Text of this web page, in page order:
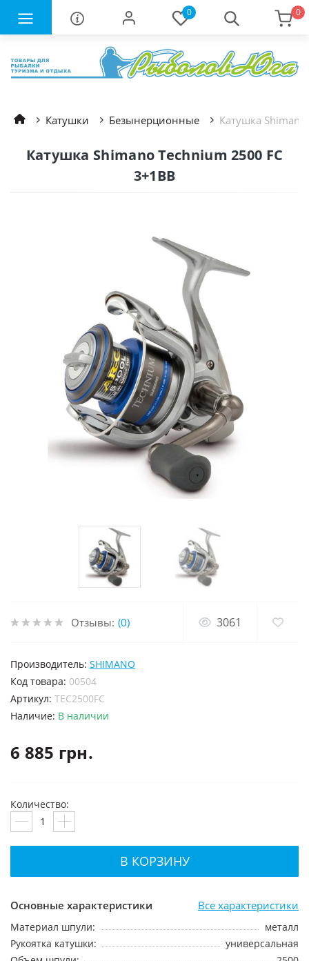
0 0
Катушки Безынерционные Катушка
Катушка Shimano Technium 2500 FC
3+1BB
Отзывы: (0) 3061
Производитель: SHIMANO
код товара: 00504
Артикул: TEC2500FC
Наличие: В наличии
6 885 грн.
Основные характеристики Все характеристики
Материал шпули:
металл
Рукоятка катушки:
универсальная
Количество:
В КОРЗИНУ